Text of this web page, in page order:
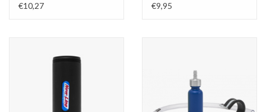
€10,27
€9,95